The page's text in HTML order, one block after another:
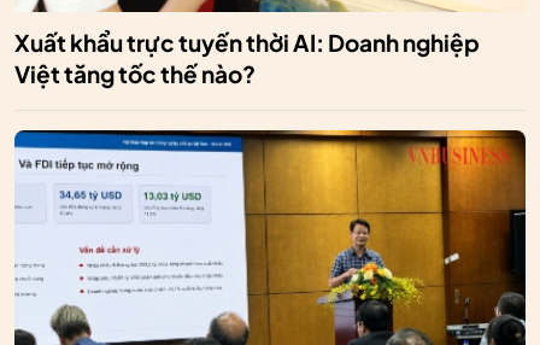
Xuất khẩu trực tuyến thời AI: Doanh nghiệp
Việt tăng tốc thế nào?